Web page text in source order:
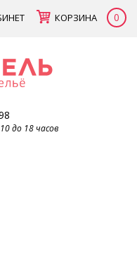
КОРЗИНА 0
до 18 часов